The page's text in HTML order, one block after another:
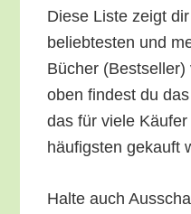
Die­se Lis­te zeigt
belieb­tes­ten und
Bücher
oben fin­dest du
das für vie­le
häu­figs­ten gekauft
Hal­te auch